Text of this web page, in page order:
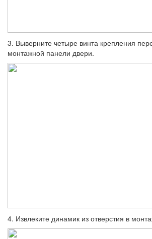
3. Выверните четыре винта крепления
монтажной панели двери.
4. Извлеките динамик из отверстия в